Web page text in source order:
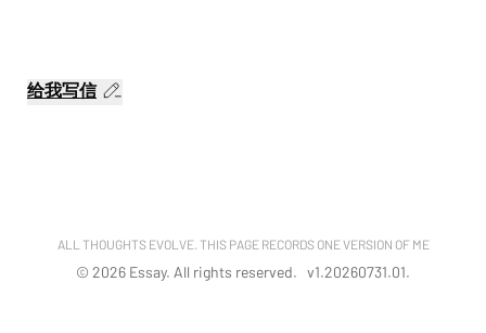
给我写信
ALL THOUGHTS EVOLVE. THIS PAGE RECORDS ONE VERSION OF ME
© 2026 Essay. All rights reserved. v1.20260731.01.